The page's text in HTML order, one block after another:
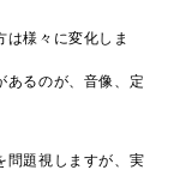
様々に変化しま
あるのが、音像、定
問題視しますが、実